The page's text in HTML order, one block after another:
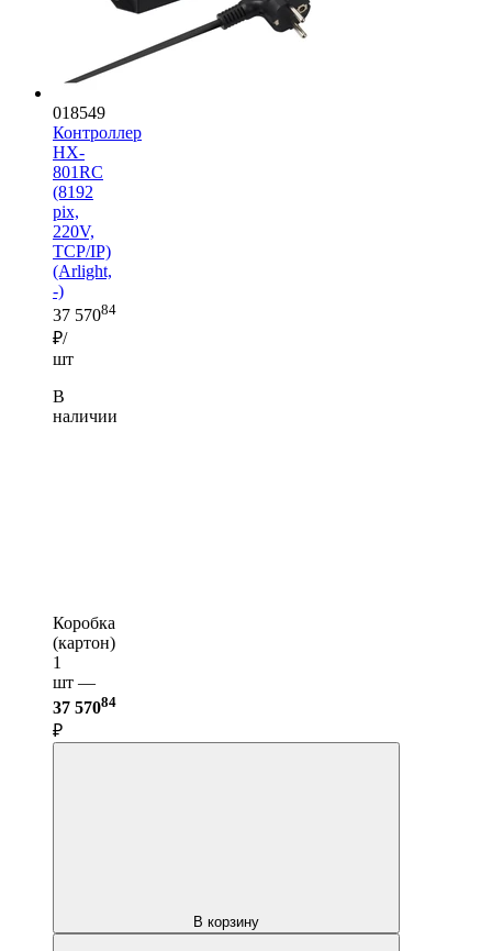
018549
Контроллер
HX-
801RC
(8192
pix,
220V,
TCP/IP)
(Arlight,
-)
37 57084
₽/
шт
В
наличии
Коробка
(картон)
1
шт —
37 57084
₽
В корзину